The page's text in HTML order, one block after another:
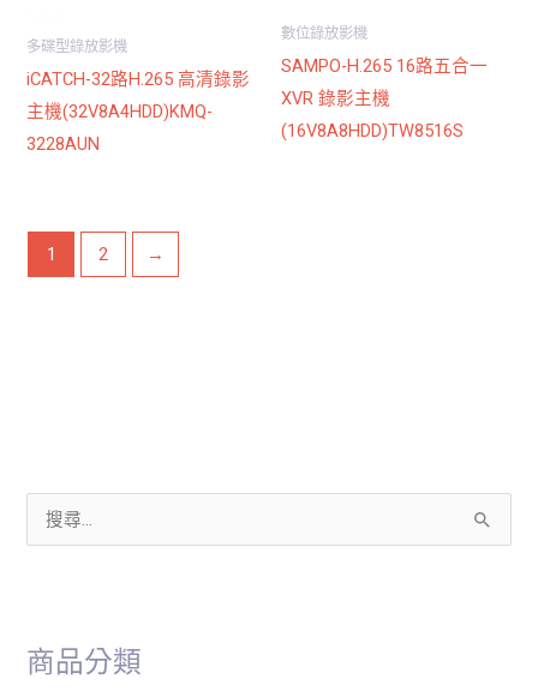
多碟型錄放影機
iCATCH-32路H.265 高清錄影
主機(32V8A4HDD)KMQ-
3228AUN
數位錄放影機
SAMPO-H.265 16路五合一
XVR 錄影主機
(16V8A8HDD)TW8516S
1 2 →
字
商品分類